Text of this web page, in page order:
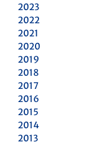
2023
2022
2021
2020
2019
2018
2017
2016
2015
2014
2013